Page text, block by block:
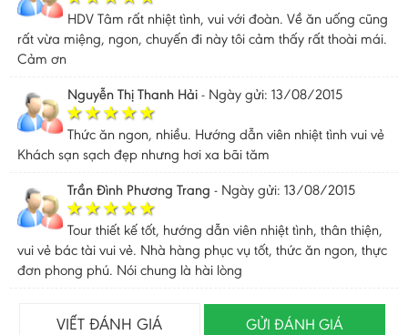
HDV Tâm rất nhiệt tình, vui với đoàn. Về ăn uống cũng
rất vừa miệng, ngon, chuyến đi này tôi cảm thấy rất thoài mái.
Cảm ơn
Nguyễn Thị Thanh Hải - Ngày gửi: 13/08/2015
Thức ăn ngon, nhiều. Hướng dẫn viên nhiệt tình vui vẻ
Khách sạn sạch đẹp nhưng hơi xa bãi tăm
Trần Đình Phương Trang - Ngày gửi: 13/08/2015
Tour thiết kế tốt, hướng dẫn viên nhiệt tình, thân thiện,
vui vẻ bác tài vui vẻ. Nhà hàng phục vụ tốt, thức ăn ngon, thực
đơn phong phú. Nói chung là hài lòng
Ngày gửi: 28/05/2015
VIẾT ĐÁNH GIÁ GỬI ĐÁNH GIÁ